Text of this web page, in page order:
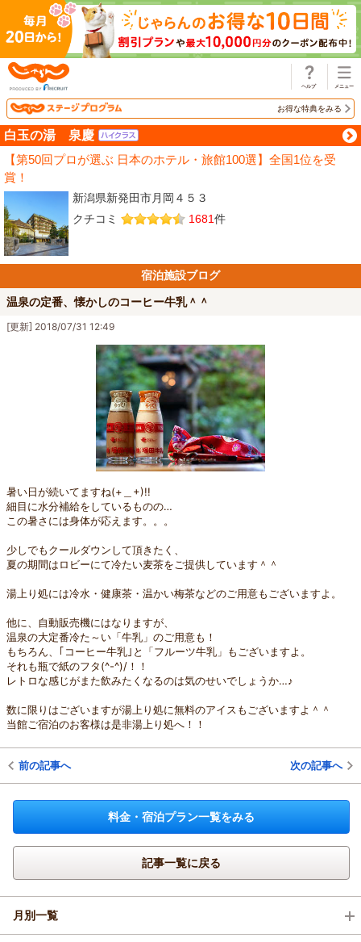
お得な特典をみる
白玉の湯 泉慶
【第50回プロが選ぶ 日本のホテル・旅館100選】全国1位を受
賞！
新潟県新発田市月岡４５３
クチコミ
1681件
宿泊施設ブログ
温泉の定番、懐かしのコーヒー牛乳＾＾
[更新] 2018/07/31 12:49
暑い日が続いてますね(+＿+)!!
細目に水分補給をしているものの…
この暑さには身体が応えます。。。
少しでもクールダウンして頂きたく、
夏の期間はロビーにて冷たい麦茶をご提供しています＾＾
湯上り処には冷水・健康茶・温かい梅茶などのご用意もございますよ。
他に、自動販売機にはなりますが、
温泉の大定番冷た～い「牛乳」のご用意も！
もちろん、｢コーヒー牛乳｣と「フルーツ牛乳」もございますよ。
それも瓶で紙のフタ(^-^)/！！
レトロな感じがまた飲みたくなるのは気のせいでしょうか…♪
数に限りはございますが湯上り処に無料のアイスもございますよ＾＾
当館ご宿泊のお客様は是非湯上り処へ！！
前の記事へ 次の記事へ
料金・宿泊プラン一覧をみる
記事一覧に戻る
月別一覧